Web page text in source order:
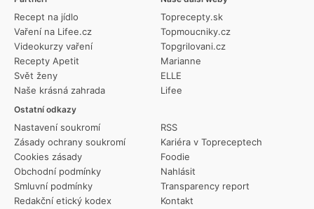
Recept na jídlo
Vaření na Lifee.cz
Videokurzy vaření
Recepty Apetit
Svět ženy
Naše krásná zahrada
Ostatní odkazy
Nastavení soukromí
Zásady ochrany soukromí
Cookies zásady
Obchodní podmínky
Smluvní podmínky
Redakční etický kodex
RSS
Kariéra v Topreceptech
Foodie
Nahlásit
Transparency report
Kontakt
Toprecepty.sk
Topmoucniky.cz
Topgrilovani.cz
Marianne
ELLE
Lifee